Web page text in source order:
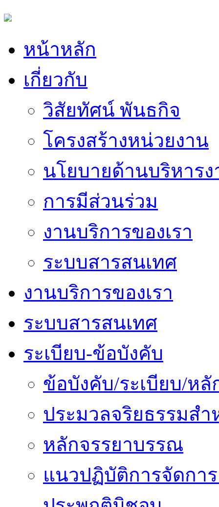
หน้าหลัก
เกี่ยวกับ
วิสัยทัศน์ พันธกิจ
โครงสร้างหน่วยงาน
นโยบายด้านบริหาร
การมีส่วนร่วม
งานบริการของเรา
ระบบสารสนเทศ
งานบริการของเรา
ระบบสารสนเทศ
ระเบียบ-ข้อบังคับ
ข้อบังคับ/ระเบียบ/ห
ประมวลจริยธรรมส
หลักจรรยาบรรณ
แนวปฏิบัติการจัดการ